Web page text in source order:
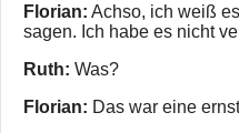
Florian: Achso, ich weiß
sagen. Ich habe es nicht
Ruth: Was?
Florian: Das war eine